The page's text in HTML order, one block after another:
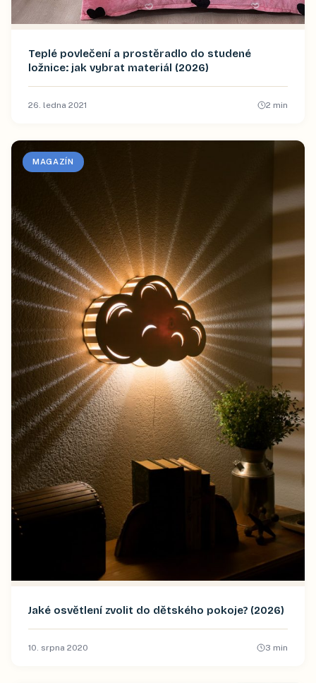
Teplé povlečení a prostěradlo do studené
ložnice: jak vybrat materiál (2026)
26. ledna 2021 2 min
MAGAZÍN
Jaké osvětlení zvolit do dětského pokoje? (2026)
10. srpna 2020 3 min